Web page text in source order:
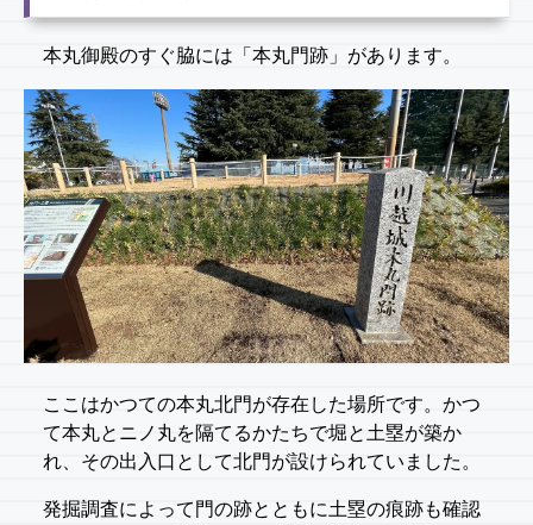
本丸御殿のすぐ脇には「本丸門跡」があります。
ここはかつての本丸北門が存在した場所です。かつ
て本丸とニノ丸を隔てるかたちで堀と土塁が築か
れ、その出入口として北門が設けられていました。
発掘調査によって門の跡とともに土塁の痕跡も確認